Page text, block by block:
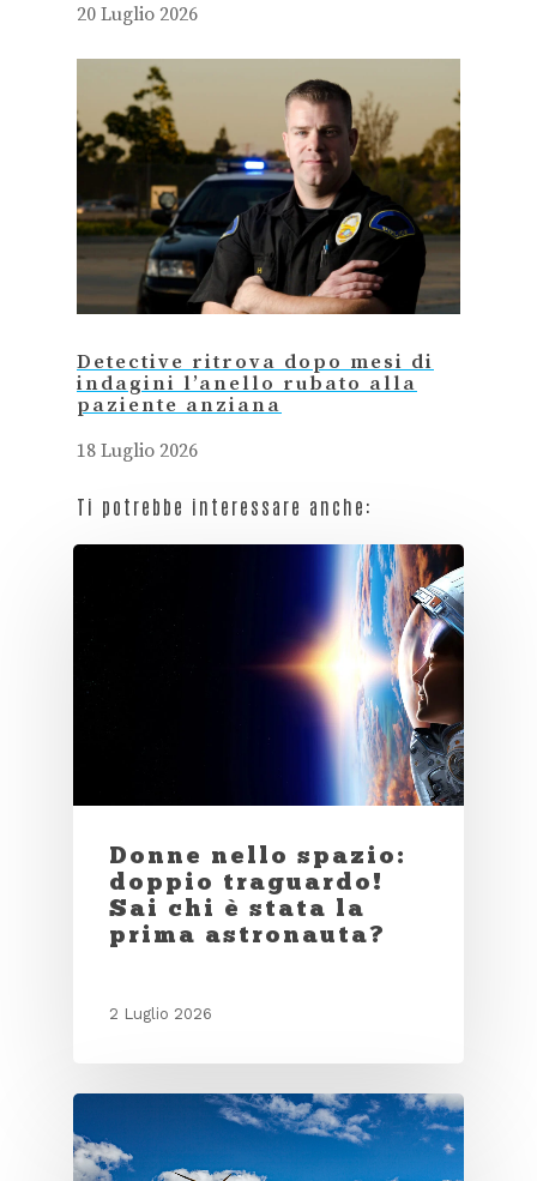
20 Luglio 2026
Detective ritrova dopo mesi di
indagini l’anello rubato alla
paziente anziana
18 Luglio 2026
Ti potrebbe interessare anche:
Donne nello spazio:
doppio traguardo!
Sai chi è stata la
prima astronauta?
2 Luglio 2026